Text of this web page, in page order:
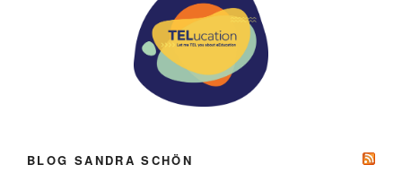
BLOG SANDRA SCHÖN